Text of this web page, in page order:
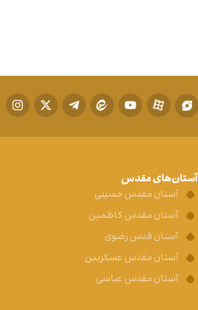
آستان‌های مقدس
آستان مقدس حسینی
آستان مقدس کاظمین
آستان قدس رضوی
آستان مقدس عسکریین
آستان مقدس عباسی